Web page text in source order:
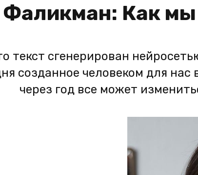
Как
текст сгенерирован
созданное человеком для нас
через год все может